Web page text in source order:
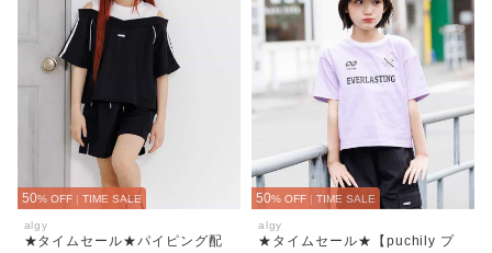
50% OFF | TIME SALE
algy
★タイムセール★パイピング配
50% OFF | TIME SALE
algy
★タイムセール★【puchily プ